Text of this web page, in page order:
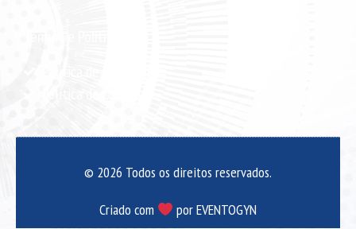
© 2026 Todos os direitos reservados.
Criado com por EVENTOGYN